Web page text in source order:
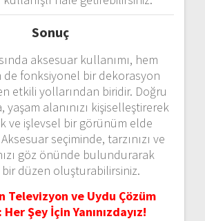
Sonuç
aksesuar kullanımı, hem
de fonksiyonel bir dekorasyon
etkili yollarından biridir. Doğru
yaşam alanınızı kişiselleştirerek
ve işlevsel bir görünüm elde
seçiminde, tarzınızı ve
göz önünde bulundurarak
düzen oluşturabilirsiniz.
Televizyon ve Uydu Çözüm
Şey İçin Yanınızdayız!